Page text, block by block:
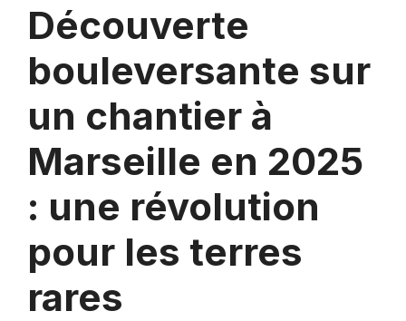
Découverte
bouleversante sur
un chantier à
Marseille en 2025
: une révolution
pour les terres
rares